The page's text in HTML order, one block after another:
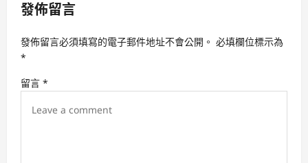
i
a
t
i
發佈留言
發佈留言必須填寫的電子郵件地址不會公開。 必填欄位標示為
*
留言 *